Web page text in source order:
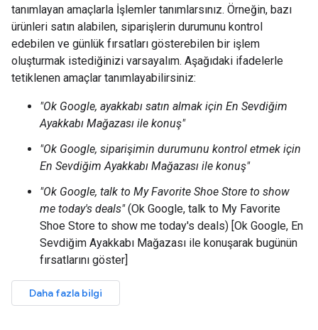
tanımlayan amaçlarla İşlemler tanımlarsınız. Örneğin, bazı
ürünleri satın alabilen, siparişlerin durumunu kontrol
edebilen ve günlük fırsatları gösterebilen bir işlem
oluşturmak istediğinizi varsayalım. Aşağıdaki ifadelerle
tetiklenen amaçlar tanımlayabilirsiniz:
"Ok Google, ayakkabı satın almak için En Sevdiğim
Ayakkabı Mağazası ile konuş"
"Ok Google, siparişimin durumunu kontrol etmek için
En Sevdiğim Ayakkabı Mağazası ile konuş"
"Ok Google, talk to My Favorite Shoe Store to show
me today's deals"(Ok Google, talk to My Favorite
Shoe Store to show me today's deals) [Ok Google, En
Sevdiğim Ayakkabı Mağazası ile konuşarak bugünün
fırsatlarını göster]
Daha fazla bilgi